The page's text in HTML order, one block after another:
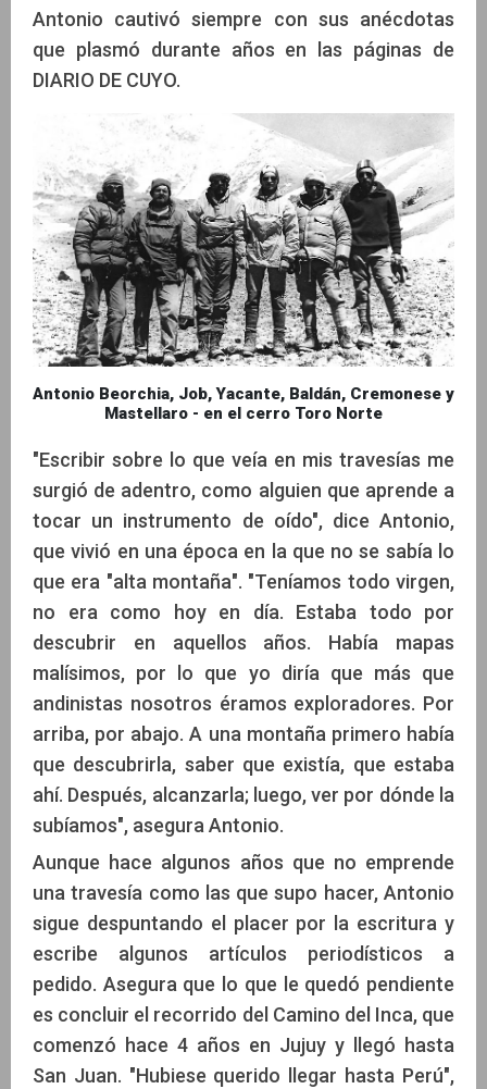
Antonio cautivó siempre con sus anécdotas
que plasmó durante años en las páginas de
DIARIO DE CUYO.
Antonio Beorchia, Job, Yacante, Baldán, Cremonese y
Mastellaro - en el cerro Toro Norte
"Escribir sobre lo que veía en mis travesías me
surgió de adentro, como alguien que aprende a
tocar un instrumento de oído", dice Antonio,
que vivió en una época en la que no se sabía lo
que era "alta montaña". "Teníamos todo virgen,
no era como hoy en día. Estaba todo por
descubrir en aquellos años. Había mapas
malísimos, por lo que yo diría que más que
andinistas nosotros éramos exploradores. Por
arriba, por abajo. A una montaña primero había
que descubrirla, saber que existía, que estaba
ahí. Después, alcanzarla; luego, ver por dónde la
subíamos", asegura Antonio.
Aunque hace algunos años que no emprende
una travesía como las que supo hacer, Antonio
sigue despuntando el placer por la escritura y
escribe algunos artículos periodísticos a
pedido. Asegura que lo que le quedó pendiente
es concluir el recorrido del Camino del Inca, que
comenzó hace 4 años en Jujuy y llegó hasta
San Juan. "Hubiese querido llegar hasta Perú",